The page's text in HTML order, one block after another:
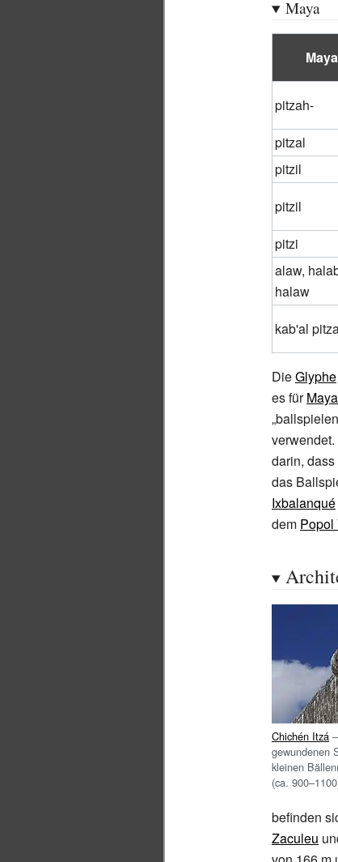
Maya
Maya
pitzah-
pitzal
pitzil
pitzil
pitzi
alaw,
halaw
kab'al
DieGlyphe
es fürMaya
darin,
das
Ixbalanqué
dem Popol
Chichén Itzá
gewundenen
kleinen
(ca.
befinden
Zaculeu